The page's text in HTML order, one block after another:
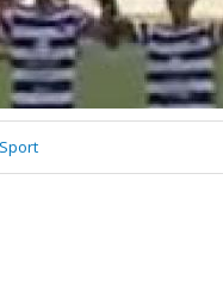
Sport